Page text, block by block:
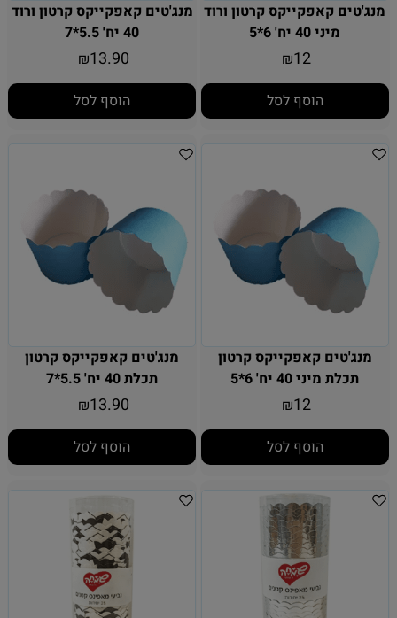
מנג'טים קאפקייקס קרטון ורוד
מיני 40 יח' 6*5
₪12
הוסף לסל
מנג'טים קאפקייקס קרטון ורוד
40 יח' 5.5*7
₪13.90
הוסף לסל
מנג'טים קאפקייקס קרטון
תכלת מיני 40 יח' 6*5
₪12
הוסף לסל
מנג'טים קאפקייקס קרטון
תכלת 40 יח' 5.5*7
₪13.90
הוסף לסל